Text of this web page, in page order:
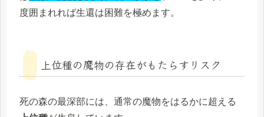
度囲まれれば生還は困難を極めます。
上位種の魔物の存在がもたらすリスク
死の森の最深部には、通常の魔物をはるかに超える